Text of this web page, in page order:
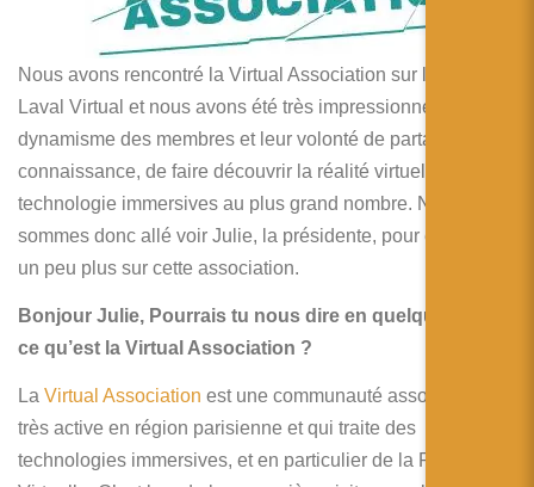
Nous avons rencontré la Virtual Association sur le dernier
Laval Virtual et nous avons été très impressionné par le
dynamisme des membres et leur volonté de partager leur
connaissance, de faire découvrir la réalité virtuelle et les
technologie immersives au plus grand nombre. Nous
sommes donc allé voir Julie, la présidente, pour en savoir
un peu plus sur cette association.
Bonjour Julie, Pourrais tu nous dire en quelques mots
ce qu’est la Virtual Association ?
La Virtual Association est une communauté associative
très active en région parisienne et qui traite des
technologies immersives, et en particulier de la Réalité